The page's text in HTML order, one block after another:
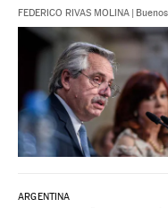
FEDERICO RIVAS MOLINA |
ARGENTINA